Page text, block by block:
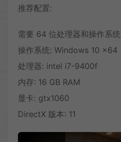
推荐配置:
需要 64 位处理器和操作系统
操作系统: Windows 10 x64
处理器: intel i7-9400f
内存: 16 GB RAM
显卡: gtx1060
DirectX 版本: 11